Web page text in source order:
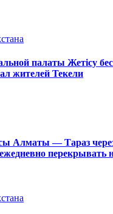
палаты Жетісу
жителей Текели
Алматы — Тараз
перекрывать